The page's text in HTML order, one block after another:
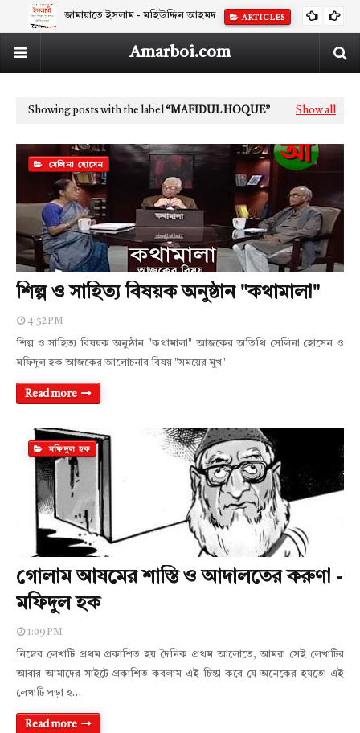
জামায়াতে ইসলাম - মহিউদ্দিন আহমদ ARTICLES
Amarboi.com
Showing posts with the label MAFIDUL HOQUE Show all
সেলিনা হোসেন
শিল্প ও সাহিত্য বিষয়ক অনুষ্ঠান "কথামালা"
4:52 PM
শিল্প ও সাহিত্য বিষয়ক অনুষ্ঠান "কথামালা" আজকের অতিথি সেলিনা হোসেন ও
মফিদুল হক আজকের আলোচনার বিষয় "সময়ের মুখ"
Read more
মফিদুল হক
গোলাম আযমের শাস্তি ও আদালতের করুণা -
মফিদুল হক
1:09 PM
নিম্নের লেখাটি প্রথম প্রকাশিত হয় দৈনিক প্রথম আলোতে, আমরা সেই লেখাটির
আবার আমাদের সাইটে প্রকাশিত করলাম এই চিন্তা করে যে অনেকের হয়তো এই
লেখাটি পড়া হ…
Read more